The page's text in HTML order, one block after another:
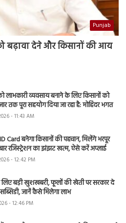
Punjab
बढ़ावा देने और किसानों की आय
लाभकारी व्यवसाय बनाने के लिए किसानों को
तक पूरा सहयोग दिया जा रहा है: मोहिंदर भगत
- 11:43 AM
Card बनेगा किसानों की पहचान, मिलेंगे भरपूर
रजिस्ट्रेशन का झंझट खत्म, ऐसे करें अप्लाई
- 12:42 PM
लिए बड़ी खुशखबरी, फूलों की खेती पर सरकार दे
जानें कैसे मिलेगा लाभ
- 12:46 PM